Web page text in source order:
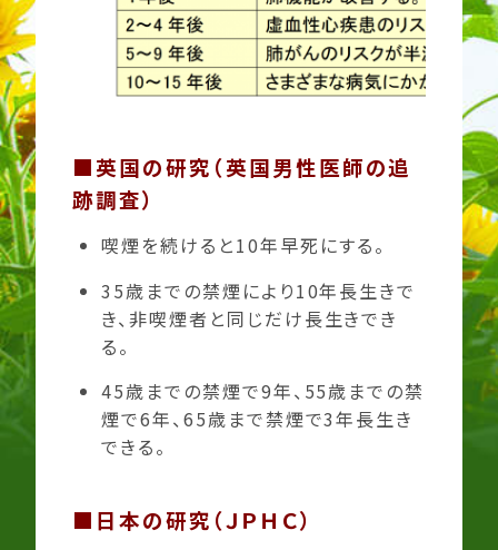
■英国の研究（英国男性医師の追
跡調査）
喫煙を続けると10年早死にする。
35歳までの禁煙により10年長生きで
き、非喫煙者と同じだけ長生きでき
る。
45歳までの禁煙で9年、55歳までの禁
煙で6年、65歳まで禁煙で3年長生き
できる。
■日本の研究（ＪＰＨＣ）